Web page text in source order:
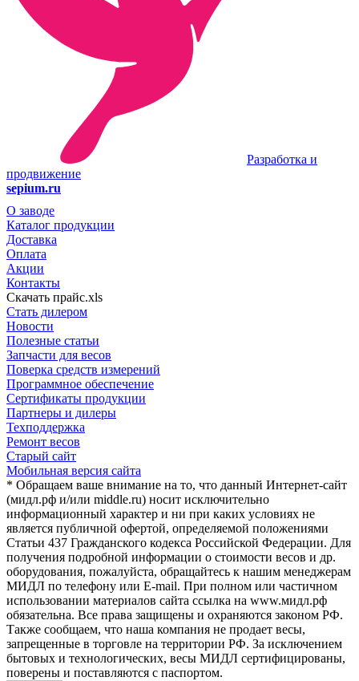
Разработка и
продвижение
sepium.ru
О заводе
Каталог продукции
Доставка
Оплата
Акции
Контакты
Скачать прайс.xls
Стать дилером
Новости
Полезные статьи
Запчасти для весов
Поверка средств измерений
Программное обеспечение
Сертификаты продукции
Партнеры и дилеры
Техподдержка
Ремонт весов
Старый сайт
Мобильная версия сайта
* Обращаем ваше внимание на то, что данный Интернет-сайт
(мидл.рф и/или middle.ru) носит исключительно
информационный характер и ни при каких условиях не
является публичной офертой, определяемой положениями
Статьи 437 Гражданского кодекса Российской Федерации. Для
получения подробной информации о стоимости весов и др.
оборудования, пожалуйста, обращайтесь к нашим менеджерам
МИДЛ по телефону или E-mail. При полном или частичном
использовании материалов сайта ссылка на www.мидл.рф
обязательна. Все права защищены и охраняются законом РФ.
Также сообщаем, что наша компания не продает весы,
запрещенные в торговле на территории РФ. За исключением
бытовых и технологических, весы МИДЛ сертифицированы,
поверены и поставляются с паспортом.